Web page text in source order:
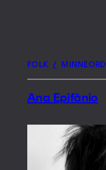
FOLK / MINNEORD
Ana Epifânio